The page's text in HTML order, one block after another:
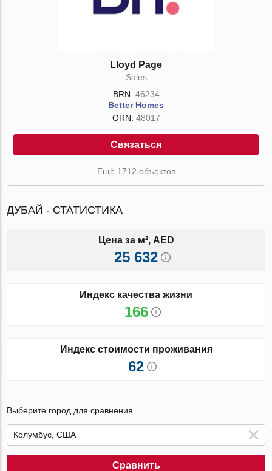
Lloyd Page
Sales
BRN: 46234
Better Homes
ORN: 48017
Связаться
Ещё 1712 объектов
ДУБАЙ - СТАТИСТИКА
Цена за м², AED
25 632
Индекс качества жизни
166
Индекс стоимости проживания
62
Выберите город для сравнения
Сравнить